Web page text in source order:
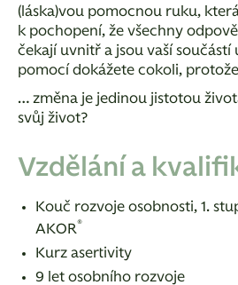
(láska)vou pomocnou ruku,
k pochopení, že všechny
čekají uvnitř a jsou vaší součástí
pomocí dokážete cokoli,
… změna je jedinou jistotou
svůj život?
Vzdělání a
Kouč rozvoje osobnosti, 1.
AKOR®
Kurz asertivity
9 let osobního rozvoje